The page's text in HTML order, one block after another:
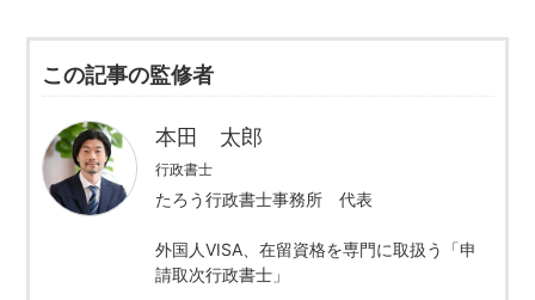
この記事の監修者
本田 太郎
行政書士
たろう行政書士事務所 代表
外国人VISA、在留資格を専門に取扱う「申
請取次行政書士」